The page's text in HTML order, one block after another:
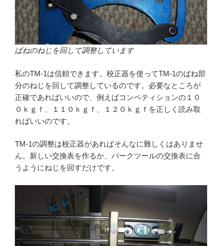
ばねのねじを回して調整しています
私のTM-1は信頼できます。校正器を使ってTM-1のばね部
分のねじを回して調整しているのです。必要なところが
正確であればいいので、例えばコンペティションの１０
０ｋｇｆ、１１０ｋｇｆ、１２０ｋｇｆを正しく読み取
ればいいのです。
TM-1の調整は校正器があればそんなに難しくはありませ
ん。新しい交換表を作るか、パークツールの交換表に合
うようにねじを回すだけです。